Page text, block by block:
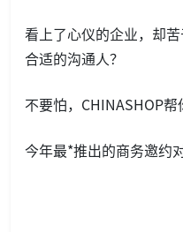
看上了心仪的企业，却
合适的沟通人？
不要怕，CHINASHOP帮
今年最*推出的商务邀约